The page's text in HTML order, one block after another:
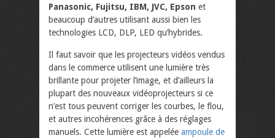
Panasonic, Fujitsu, IBM, JVC, Epson et
beaucoup d’autres utilisant aussi bien les
technologies LCD, DLP, LED qu’hybrides.
Il faut savoir que les projecteurs vidéos vendus
dans le commerce utilisent une lumière très
brillante pour projeter l’image, et d’ailleurs la
plupart des nouveaux vidéoprojecteurs si ce
n’est tous peuvent corriger les courbes, le flou,
et autres incohérences grâce à des réglages
manuels. Cette lumière est appelée ampoule de